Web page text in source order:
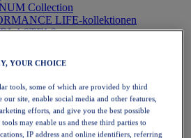
Collection
LIFE-kollektionen
6
YOUR CHOICE
tools, some of which are provided by third
site, enable social media and other features,
efforts, and give you the best possible
may enable us and these third parties to
IP address and online identifiers, referring